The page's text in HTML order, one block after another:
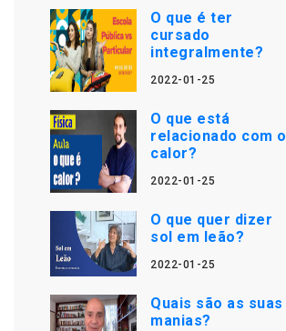
O que é ter
cursado
integralmente?
2022-01-25
O que está
relacionado com o
calor?
2022-01-25
O que quer dizer
sol em leão?
2022-01-25
Quais são as suas
manias?